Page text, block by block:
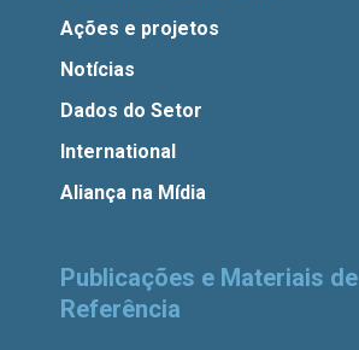
Ações e projetos
Notícias
Dados do Setor
International
Aliança na Mídia
Publicações e Materiais de
Referência